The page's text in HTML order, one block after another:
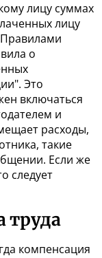
лицу суммах
лицу
Правилами
о
Это
включаться
и
расходы,
такие
Если же
следует
труда
компенсация